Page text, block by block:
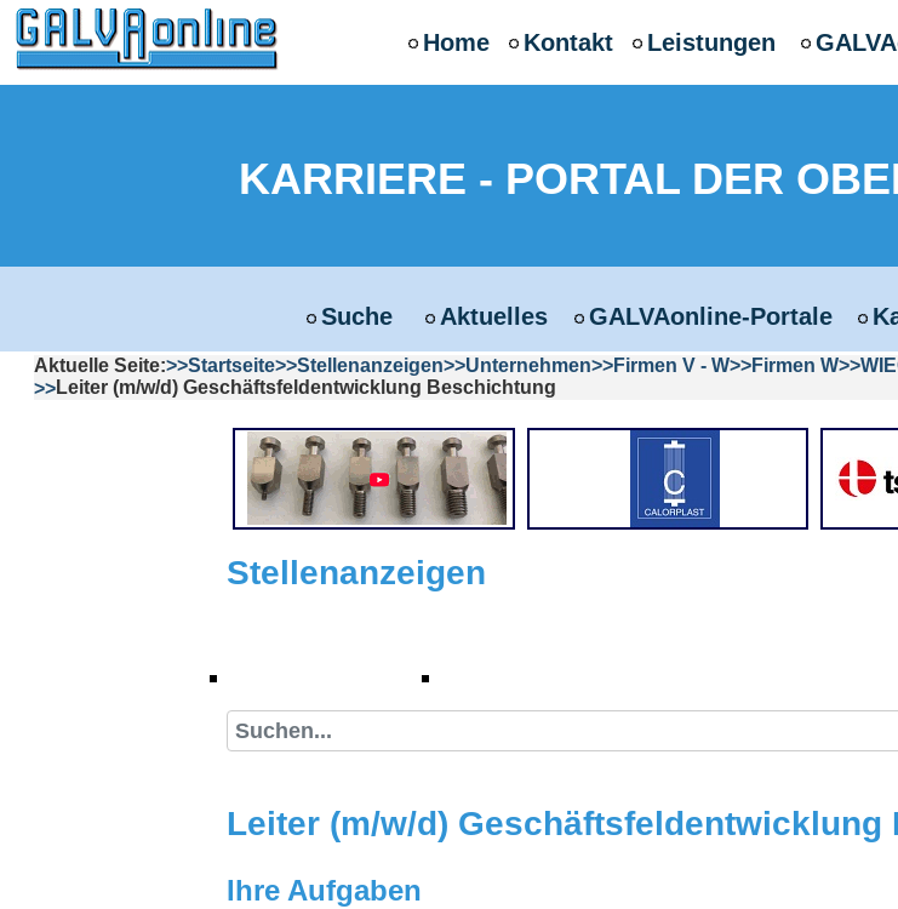
Home Kontakt Leistungen
KARRIERE - PORTAL DER
Suche Aktuelles GALVAonline-Portale
Aktuelle Seite: Startseite Stellenanzeigen Unternehmen Firmen V - W Firmen W
Leiter (m/w/d) Geschäftsfeldentwicklung Beschichtung
Stellenanzeigen
Stellenanzeigen
Leiter (m/w/d) Geschäftsfeldentwicklung
Ihre Aufgaben